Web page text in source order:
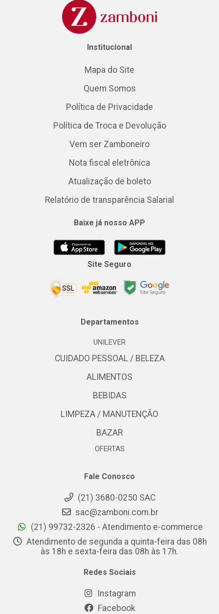
Institucional
Mapa do Site
Quem Somos
Política de Privacidade
Política de Troca e Devolução
Vem ser Zamboneiro
Nota fiscal eletrônica
Atualização de boleto
Relatório de transparência Salarial
Baixe já nosso APP
Site Seguro
Departamentos
UNILEVER
CUIDADO PESSOAL / BELEZA
ALIMENTOS
BEBIDAS
LIMPEZA / MANUTENÇÃO
BAZAR
OFERTAS
Fale Conosco
(21) 3680-0250 SAC
sac@zamboni.com.br
(21) 99732-2326 - Atendimento e-commerce
Atendimento de segunda a quinta-feira das 08h
às 18h e sexta-feira das 08h às 17h.
Redes Sociais
Instagram
Facebook